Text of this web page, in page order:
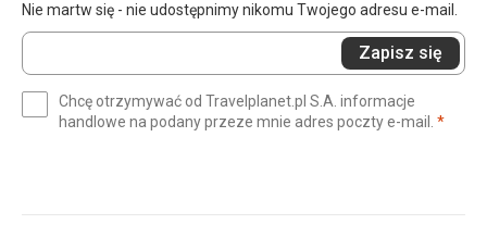
Nie martw się - nie udostępnimy nikomu Twojego adresu e-mail.
Wprowadź
swój
(wymagane)
Zapisz się
Chcę otrzymywać od Travelplanet.pl S.A. informacje
handlowe na podany przeze mnie adres poczty e-mail. *